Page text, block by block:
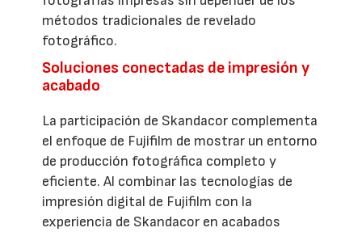
métodos tradicionales de revelado
fotográfico.
Soluciones conectadas de impresión y
acabado
La participación de Skandacor complementa
el enfoque de Fujifilm de mostrar un entorno
de producción fotográfica completo y
eficiente. Al combinar las tecnologías de
impresión digital de Fujifilm con la
experiencia de Skandacor en acabados